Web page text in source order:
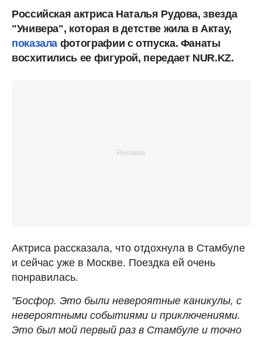
Российская актриса Наталья Рудова, звезда
"Универа", которая в детстве жила в Актау,
показала фотографии с отпуска. Фанаты
восхитились ее фигурой, передает NUR.KZ.
Актриса рассказала, что отдохнула в Стамбуле
и сейчас уже в Москве. Поездка ей очень
понравилась.
"Босфор. Это были невероятные каникулы, с
невероятными событиями и приключениями.
Это был мой первый раз в Стамбуле и точно